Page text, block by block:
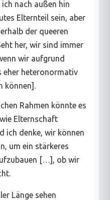
nach außen hin
Elternteil sein, aber
der queeren
her, wir sind immer
wir aufgrund
eher heteronormativ
können].
Rahmen könnte es
Elternschaft
ich denke, wir können
um ein stärkeres
[…], ob wir
Länge sehen